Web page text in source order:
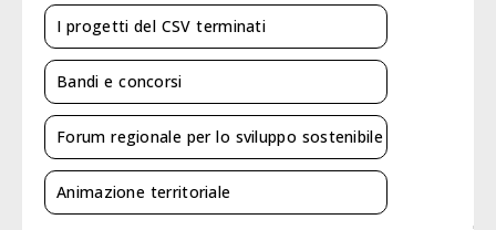
I progetti del CSV terminati
Bandi e concorsi
Forum regionale per lo sviluppo sostenibile
Animazione territoriale